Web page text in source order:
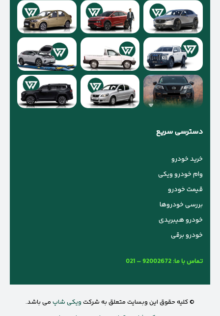
دسترسی سریع
خرید خودرو
وام خودرو ویکی
قیمت خودرو
بررسی خودروها
خودرو هیبریدی
خودرو برقی
تماس با ما: 021 – 92002672
© کلیه حقوق این وبسایت متعلق به شرکت ویکی شاپ می باشد.